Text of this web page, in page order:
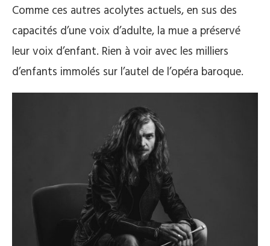
Comme ces autres acolytes actuels, en sus des
capacités d’une voix d’adulte, la mue a préservé
leur voix d’enfant. Rien à voir avec les milliers
d’enfants immolés sur l’autel de l’opéra baroque.